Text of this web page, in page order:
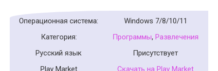
Операционная система:
Windows 7/8/10/11
Категория:
Программы, Развлечения
Русский язык
Присутствует
Play Market
Скачать на Play Market